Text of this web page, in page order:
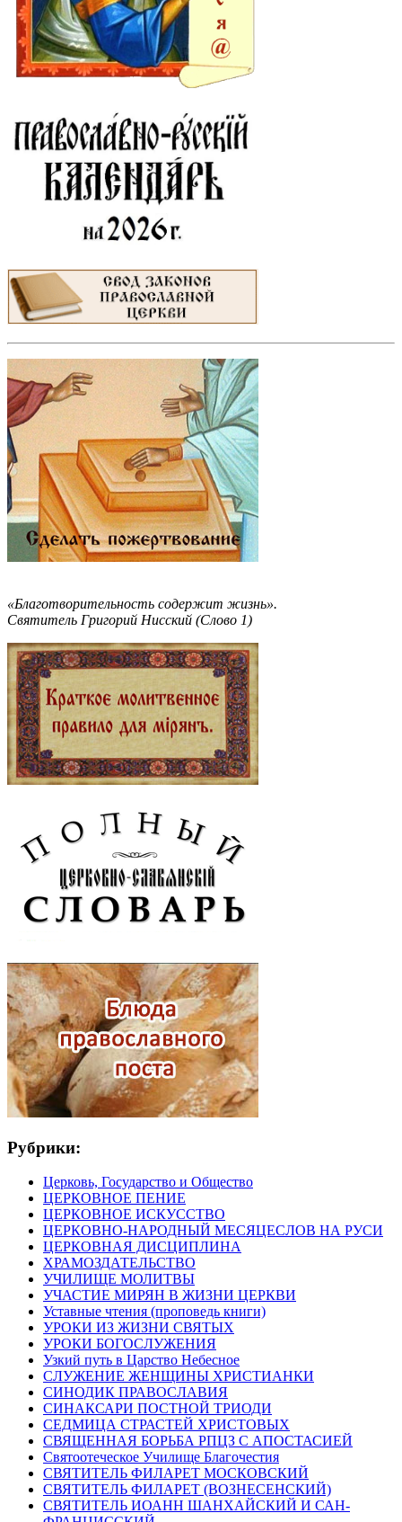
«Благотворительность содержит жизнь».
Святитель Григорий Нисский (Слово 1)
Рубрики:
Церковь, Государство и Общество
ЦЕРКОВНОЕ ПЕНИЕ
ЦЕРКОВНОЕ ИСКУССТВО
ЦЕРКОВНО-НАРОДНЫЙ МЕСЯЦЕСЛОВ НА РУСИ
ЦЕРКОВНАЯ ДИСЦИПЛИНА
ХРАМОЗДАТЕЛЬСТВО
УЧИЛИЩЕ МОЛИТВЫ
УЧАСТИЕ МИРЯН В ЖИЗНИ ЦЕРКВИ
Уставные чтения (проповедь книги)
УРОКИ ИЗ ЖИЗНИ СВЯТЫХ
УРОКИ БОГОСЛУЖЕНИЯ
Узкий путь в Царство Небесное
СЛУЖЕНИЕ ЖЕНЩИНЫ ХРИСТИАНКИ
СИНОДИК ПРАВОСЛАВИЯ
СИНАКСАРИ ПОСТНОЙ ТРИОДИ
СЕДМИЦА СТРАСТЕЙ ХРИСТОВЫХ
СВЯЩЕННАЯ БОРЬБА РПЦЗ С АПОСТАСИЕЙ
Святоотеческое Училище Благочестия
СВЯТИТЕЛЬ ФИЛАРЕТ МОСКОВСКИЙ
СВЯТИТЕЛЬ ФИЛАРЕТ (ВОЗНЕСЕНСКИЙ)
СВЯТИТЕЛЬ ИОАНН ШАНХАЙСКИЙ И САН-